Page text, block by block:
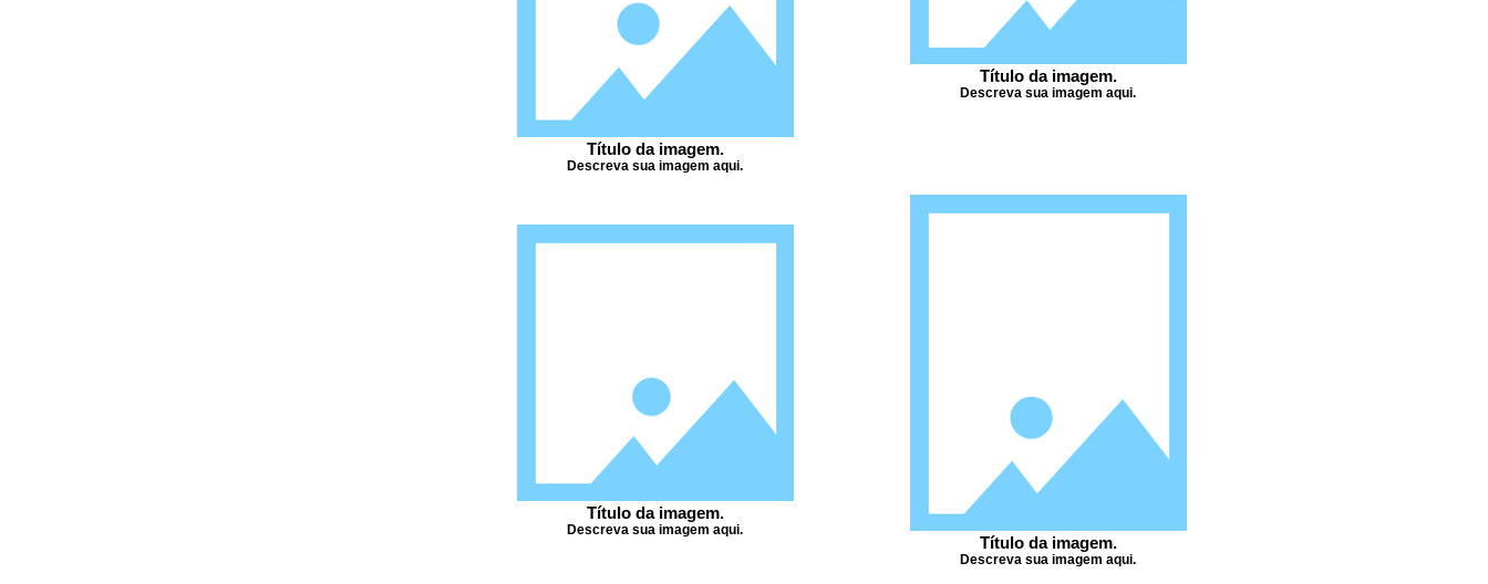
Título da imagem.
Descreva sua imagem aqui.
Título da imagem.
Descreva sua imagem aqui.
Título da imagem.
Descreva sua imagem aqui.
Título da imagem.
Descreva sua imagem aqui.